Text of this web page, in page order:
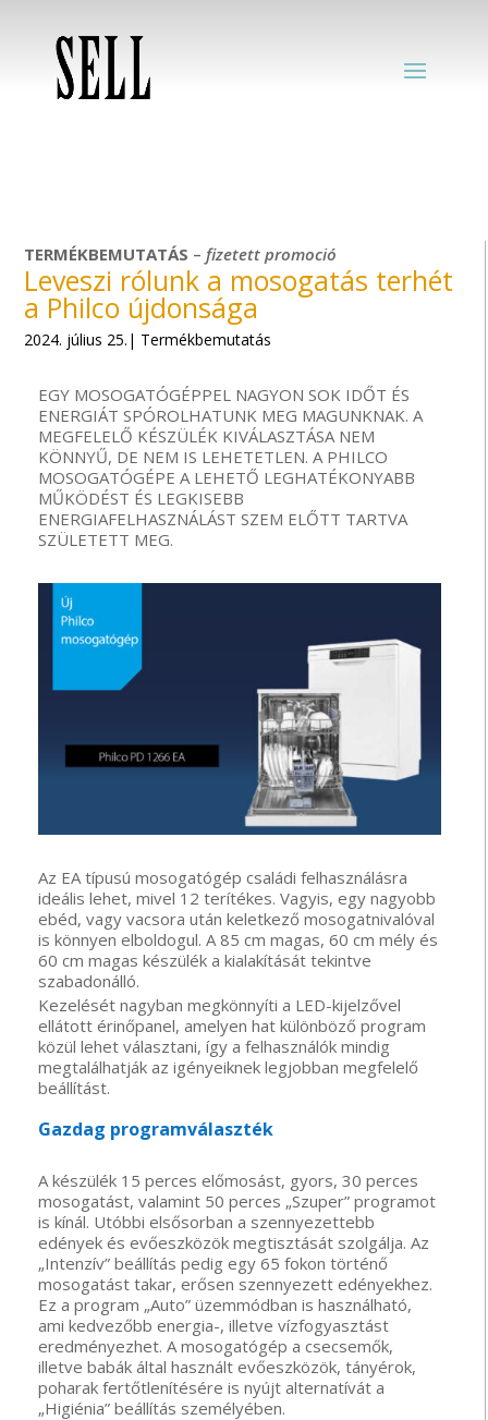
TERMÉKBEMUTATÁS –fizetett promoció
Leveszi rólunk a mosogatás terhét
a Philco újdonsága
2024. július 25.| Termékbemutatás
EGY MOSOGATÓGÉPPEL NAGYON SOK IDŐT ÉS
ENERGIÁT SPÓROLHATUNK MEG MAGUNKNAK. A
MEGFELELŐ KÉSZÜLÉK KIVÁLASZTÁSA NEM
KÖNNYŰ, DE NEM IS LEHETETLEN. A PHILCO
MOSOGATÓGÉPE A LEHETŐ LEGHATÉKONYABB
MŰKÖDÉST ÉS LEGKISEBB
ENERGIAFELHASZNÁLÁST SZEM ELŐTT TARTVA
SZÜLETETT MEG.
Az EA típusú mosogatógép családi felhasználásra
ideális lehet, mivel 12 terítékes. Vagyis, egy nagyobb
ebéd, vagy vacsora után keletkező mosogatnivalóval
is könnyen elboldogul. A 85 cm magas, 60 cm mély és
60 cm magas készülék a kialakítását tekintve
szabadonálló.
Kezelését nagyban megkönnyíti a LED-kijelzővel
ellátott érinőpanel, amelyen hat különböző program
közül lehet választani, így a felhasználók mindig
megtalálhatják az igényeiknek legjobban megfelelő
beállítást.
Gazdag programválaszték
A készülék 15 perces előmosást, gyors, 30 perces
mosogatást, valamint 50 perces „Szuper” programot
is kínál. Utóbbi elsősorban a szennyezettebb
edények és evőeszközök megtisztását szolgálja. Az
„Intenzív” beállítás pedig egy 65 fokon történő
mosogatást takar, erősen szennyezett edényekhez.
Ez a program „Auto” üzemmódban is használható,
ami kedvezőbb energia-, illetve vízfogyasztást
eredményezhet. A mosogatógép a csecsemők,
illetve babák által használt evőeszközök, tányérok,
poharak fertőtlenítésére is nyújt alternatívát a
„Higiénia” beállítás személyében.